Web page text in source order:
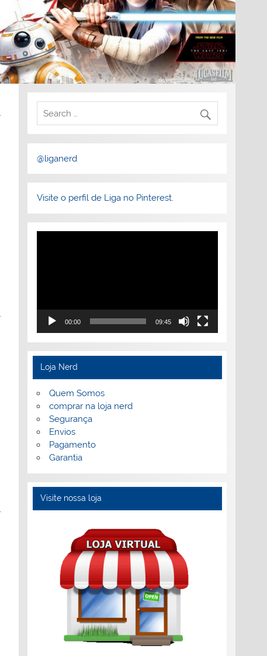
@liganerd
Visite o perfil de Liga no Pinterest.
Tocador
00:00 09:45
Loja Nerd
Quem Somos
comprar na loja nerd
Segurança
Envios
Pagamento
Garantia
Visite nossa loja